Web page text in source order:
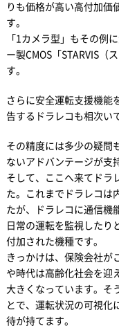
りも価格が高い高付加価
す。
「1カメラ型」もその例
ー製CMOS「STARVIS（
す。
さらに安全運転支援機能
告するドラレコも相次い
その精度には多少の疑問
ないアドバンテージが支
そして、ここへ来てドラ
た。これまでドラレコは
たが、ドラレコに通信機
日常の運転を監視したり
付加された機種です。
きっかけは、保険会社が
や時代は高齢化社会を迎
大きくなっています。そ
とで、運転状況の可視化
待が持てます。